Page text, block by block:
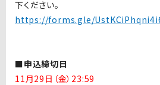
下ください。
https://forms.gle/
■申込締切日
11月29日（金）23:59